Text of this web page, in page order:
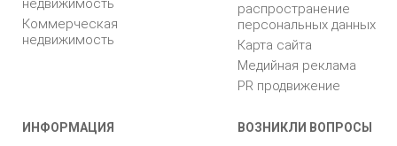
недвижимость
Коммерческая
недвижимость
распространение
персональных данных
Карта сайта
Медийная реклама
PR продвижение
ИНФОРМАЦИЯ ВОЗНИКЛИ ВОПРОСЫ